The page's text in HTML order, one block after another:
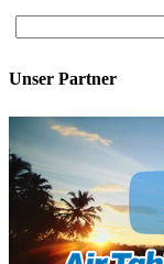
Unser Partner